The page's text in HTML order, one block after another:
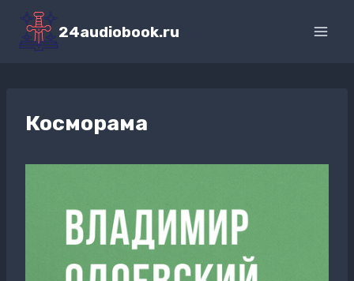
Перейти
содержимому
24audiobook.ru
Косморама